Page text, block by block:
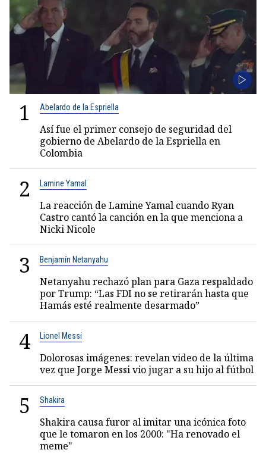
1 Abelardo de la Espriella
Así fue el primer consejo de seguridad del
gobierno de Abelardo de la Espriella en
Colombia
2 Lamine Yamal
La reacción de Lamine Yamal cuando Ryan
Castro cantó la canción en la que menciona a
Nicki Nicole
3 Benjamín Netanyahu
Netanyahu rechazó plan para Gaza respaldado
por Trump: “Las FDI no se retirarán hasta que
Hamás esté realmente desarmado”
4 Lionel Messi
Dolorosas imágenes: revelan video de la última
vez que Jorge Messi vio jugar a su hijo al fútbol
5 Shakira
Shakira causa furor al imitar una icónica foto
que le tomaron en los 2000: "Ha renovado el
meme"